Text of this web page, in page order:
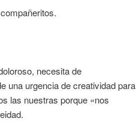
necesita de
una urgencia de creatividad para
las nuestras porque «nos